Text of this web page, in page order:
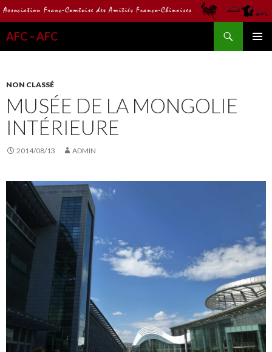
AFC – AFC
NON CLASSÉ
MUSÉE DE LA MONGOLIE
INTÉRIEURE
2014/08/13 ADMIN